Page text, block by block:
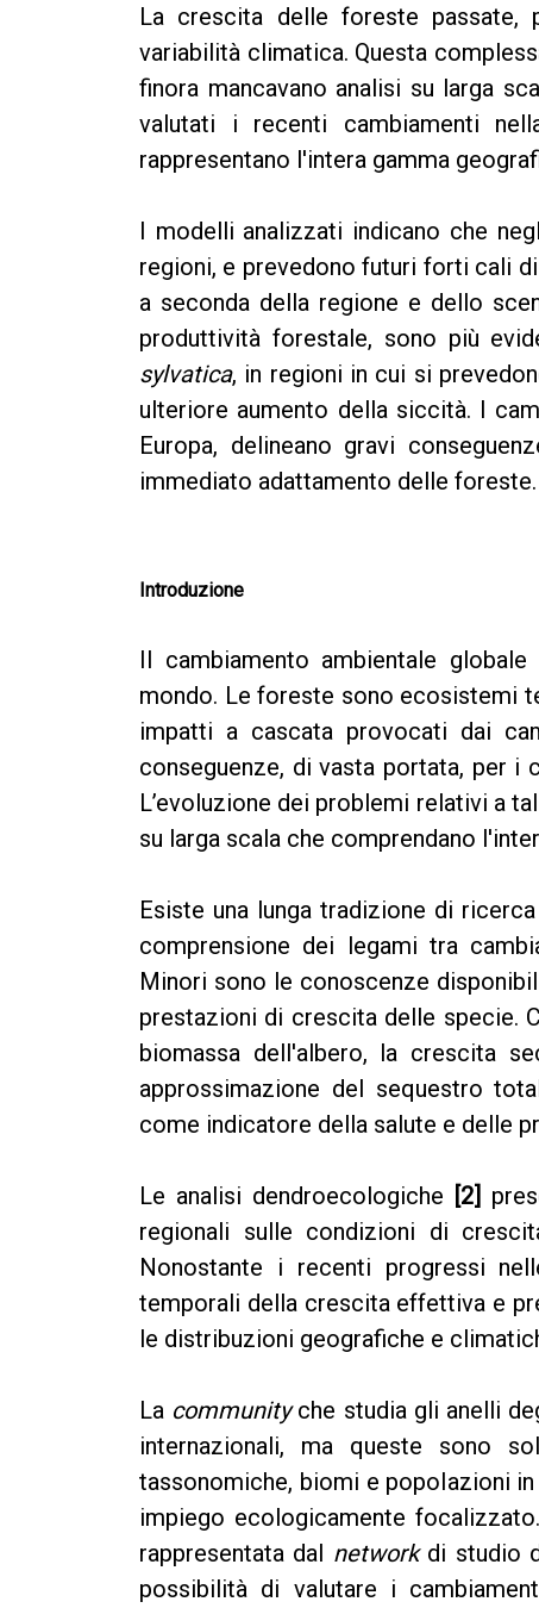
La crescita delle foreste passate,
variabilità climatica. Questa
finora mancavano analisi su larga
valutati i recenti cambiamenti
rappresentano l'intera gamma
I modelli analizzati indicano che
regioni, e prevedono futuri forti cali
a seconda della regione e dello
produttività forestale, sono più
sylvatica, in regioni in cui si
ulteriore aumento della siccità. I
Europa, delineano gravi
immediato adattamento delle foreste.
Introduzione
Il cambiamento ambientale
mondo. Le foreste sono ecosistemi
impatti a cascata provocati dai
conseguenze, di vasta portata, per
L’evoluzione dei problemi relativi a
su larga scala che comprendano
Esiste una lunga tradizione di
comprensione dei legami tra
Minori sono le conoscenze
prestazioni di crescita delle specie.
biomassa dell'albero, la crescita
approssimazione del sequestro
come indicatore della salute e delle
Le analisi dendroecologiche [2]
regionali sulle condizioni di
Nonostante i recenti progressi
temporali della crescita effettiva e
le distribuzioni geografiche e
La communityche studia gli anelli
internazionali, ma queste sono
tassonomiche, biomi e popolazioni
impiego ecologicamente
rappresentata dal networkdi studio
possibilità di valutare i